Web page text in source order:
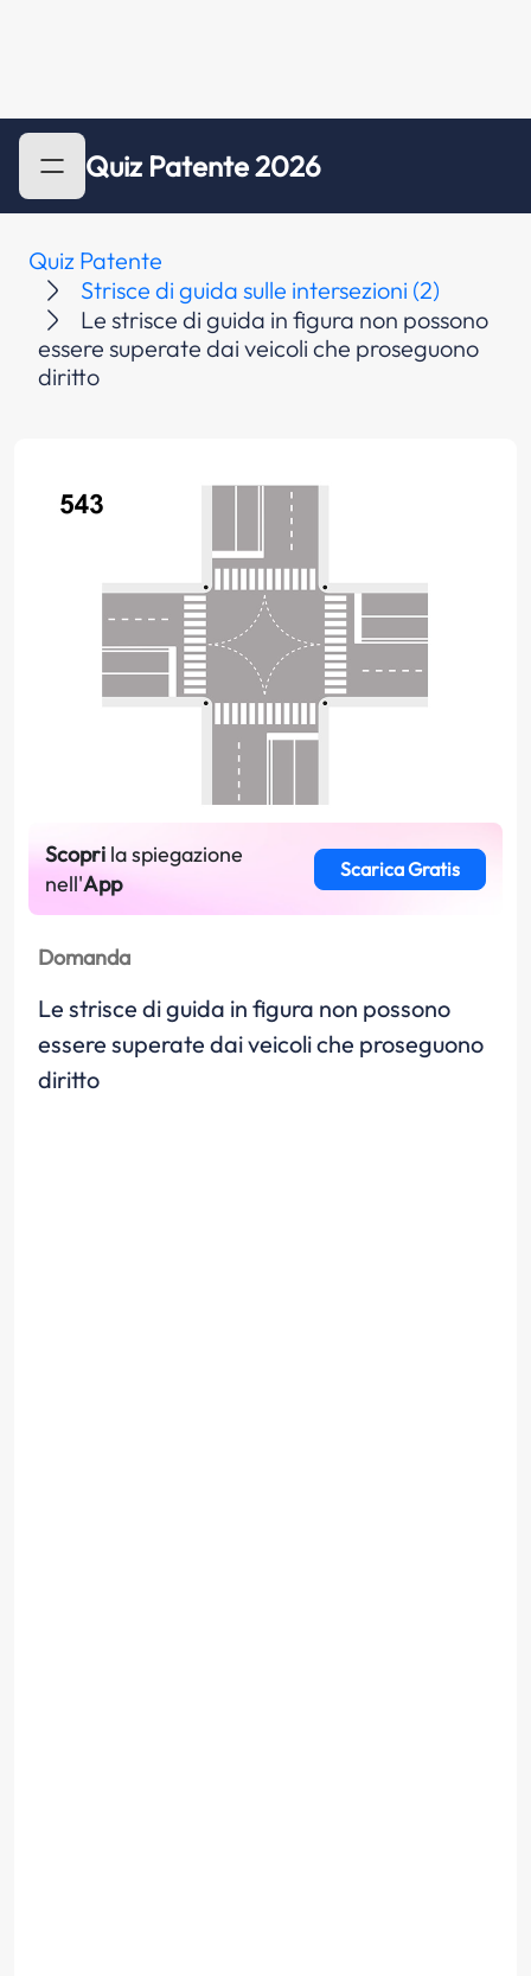
Quiz Patente 2026
Quiz Patente
Strisce di guida sulle intersezioni (2)
Le strisce di guida in figura non possono
essere superate dai veicoli che proseguono
diritto
Scopri la spiegazione
nell'App
Scarica Gratis
Domanda
Le strisce di guida in figura non possono
essere superate dai veicoli che proseguono
diritto